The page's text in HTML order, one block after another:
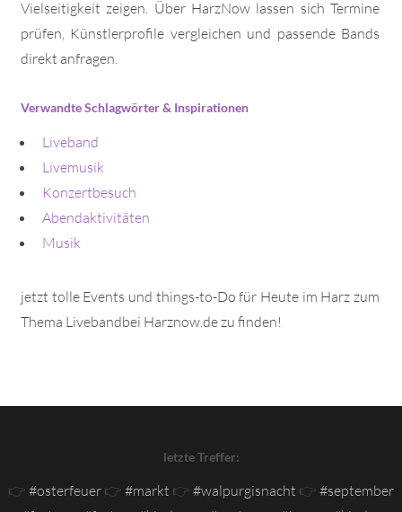
Vielseitigkeit zeigen. Über HarzNow lassen sich Termine
prüfen, Künstlerprofile vergleichen und passende Bands
direkt anfragen.
Verwandte Schlagwörter & Inspirationen
Liveband
Livemusik
Konzertbesuch
Abendaktivitäten
Musik
jetzt tolle Events und things-to-Do für Heute im Harz zum
Thema Livebandbei Harznow.de zu finden!
letzte Treffer:
👉 #osterfeuer 👉 #markt 👉 #walpurgisnacht 👉 #september